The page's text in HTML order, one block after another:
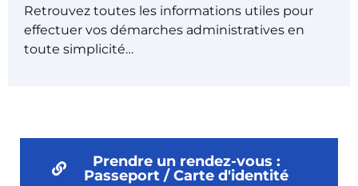
Retrouvez toutes les informations utiles pour
effectuer vos démarches administratives en
toute simplicité…
Prendre un rendez-vous :
Passeport / Carte d'identité